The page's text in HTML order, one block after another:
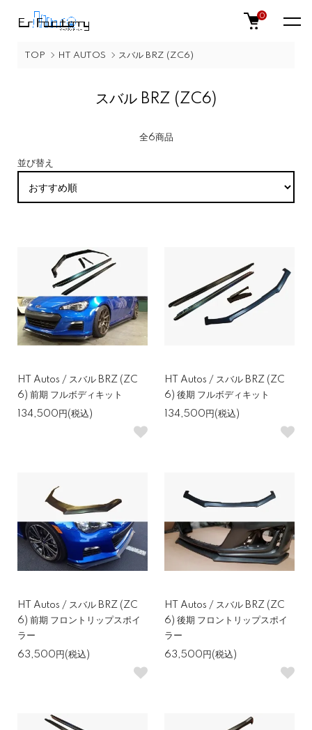
0
TOP HT AUTOS スバル BRZ (ZC6)
スバル BRZ (ZC6)
全6商品
並び替え
HT Autos / スバル BRZ (ZC
6) 前期 フルボディキット
134,500円(税込)
HT Autos / スバル BRZ (ZC
6) 後期 フルボディキット
134,500円(税込)
HT Autos / スバル BRZ (ZC
6) 前期 フロントリップスポイ
ラー
63,500円(税込)
HT Autos / スバル BRZ (ZC
6) 後期 フロントリップスポイ
ラー
63,500円(税込)